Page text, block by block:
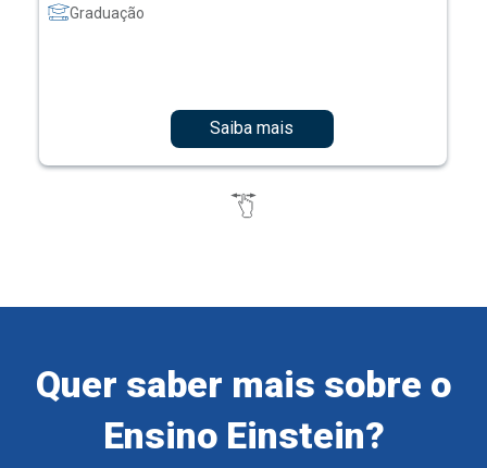
Graduação
Saiba mais
Quer saber mais sobre o
Ensino Einstein?